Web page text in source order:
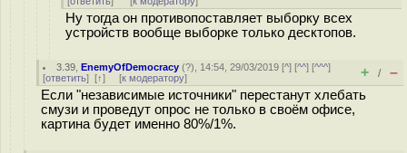
Ну тогда он противопоставляет выборку всех
устройств вообще выборке только десктопов.
3.39 ,EnemyOfDemocracy (?), 14:54, 29/03/2019 [^] [^^] [^^^]
[ответить] [↑] [к модератору] + / –
Если "независимые источники" перестанут хлебать
смузи и проведут опрос не только в своём офисе,
картина будет именно 80%/1%.